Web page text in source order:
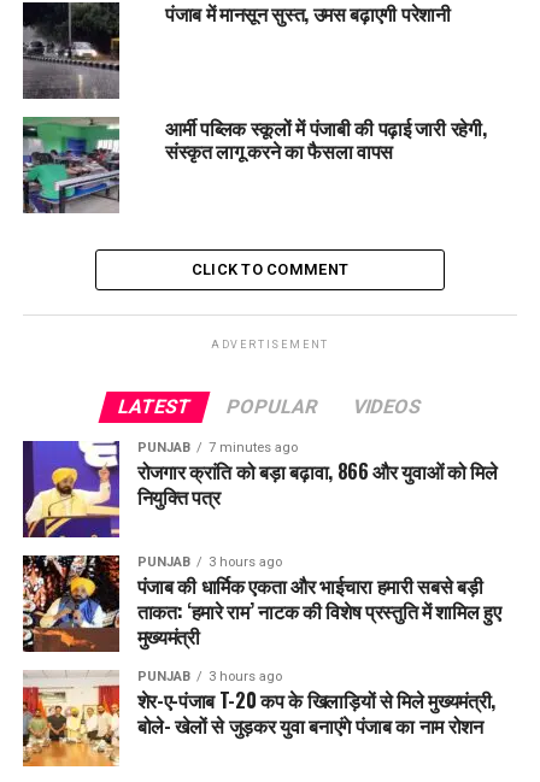
मौसम विज्ञान केंद्र चंडीगढ़ के निदेशक सुरेंद्र पाल के अनुसार अगले 48
घंटों के दौरान तापमान में करीब 2 डिग्री तक बढ़ोतरी हो सकती है।
हालांकि इसके बाद मौसम प्रणाली सक्रिय होने से तापमान में 3 से 4 डिग्री
तक गिरावट आने की संभावना है, जिससे लोगों को गर्मी से कुछ राहत मिल
सकती है।
RELATED TOPICS:
TRENDING
भाजपा के अत्याचारों के आगे पंजाब नहीं झुकेगा- केजरीवाल
DON'T MISS
ED की कार्रवाई को लेकर पंजाब में सियासी तूफान, AAP ने केंद्र पर
पंजाब में मानसून सुस्त, उमस बढ़ाएगी परेशानी
आर्मी पब्लिक स्कूलों में पंजाबी की पढ़ाई जारी रहेगी,
संस्कृत लागू करने का फैसला वापस
CLICK TO COMMENT
ADVERTISEMENT
LATEST POPULAR VIDEOS
PUNJAB 7 minutes ago
रोजगार क्रांति को बड़ा बढ़ावा, 866 और युवाओं को मिले
नियुक्ति पत्र
PUNJAB 3 hours ago
पंजाब की धार्मिक एकता और भाईचारा हमारी सबसे बड़ी
ताकत: ‘हमारे राम’ नाटक की विशेष प्रस्तुति में शामिल हुए
मुख्यमंत्री
PUNJAB 3 hours ago
शेर-ए-पंजाब T-20 कप के खिलाड़ियों से मिले मुख्यमंत्री,
बोले- खेलों से जुड़कर युवा बनाएंगे पंजाब का नाम रोशन